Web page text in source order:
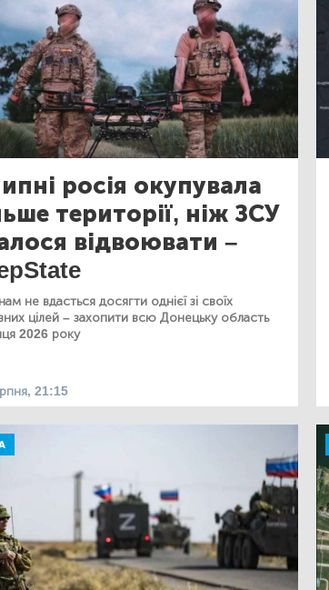
росія окупувала
території, ніж ЗСУ
відвоювати –
не вдасться досягти однієї зі своїх
цілей – захопити всю Донецьку область
2026 року
21:15